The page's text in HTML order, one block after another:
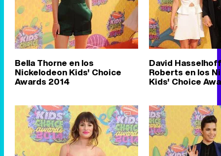
Bella Thorne en los
Nickelodeon Kids' Choice
Awards 2014
David
Roberts en los
Kids' Choice